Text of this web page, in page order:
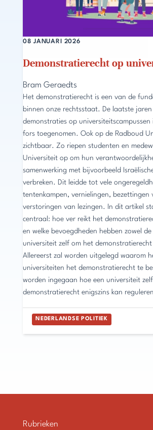
Demonstratierecht op
08 JANUARI 2026
Bram Geraedts
Het demonstratierecht is een van de
binnen onze rechtsstaat. De laatste
demonstraties op
fors toegenomen. Ook op de Radboud
zichtbaar. Zo riepen studenten en
Universiteit op om hun
samenwerking met bijvoorbeeld
verbreken. Dit leidde tot vele
tentenkampen, vernielingen, bezettingen
verstoringen van lezingen. In dit artikel
centraal: hoe ver reikt het
en welke bevoegdheden hebben zowel
universiteit zelf om het
Allereerst zal worden uitgelegd waarom
universiteiten het demonstratierecht te
worden ingegaan hoe een universiteit
demonstratierecht enigszins kan
NEDERLANDSE POLITIEK
Rubrieken